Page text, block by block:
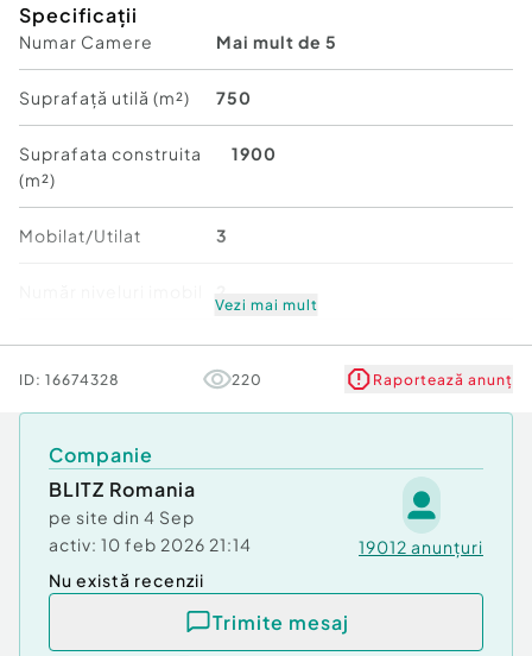
– Spațiu de depozitare
Parter:
– Living luminos
– Dormitor
– Hol
– Baie
– Bucătărie open-space cu living
– 2 birouri potrivite pentru activități profesionale
– 2 balcoane
– Spațiu depozitare / dressing
Teren:
– 19 ari, cu deschidere generoasă
– Posibilitate extindere, construcții suplimentare,
spații verzi sau parcare
Hale:
– Spații industriale/depozitare existente pe teren
– Potrivite pentru atelier, service, mică producție,
Specificații
Numar Camere Mai mult de 5
Suprafață utilă (m²) 750
Suprafata construita
(m²)
1900
Mobilat/Utilat 3
Stare Bună
Vezi mai mult
ID: 16674328 220 Raportează anunț
Companie
BLITZ Romania
pe site din 4 Sep
activ: 10 feb 2026 21:14 19012 anunțuri
Nu există recenzii
Trimite mesaj